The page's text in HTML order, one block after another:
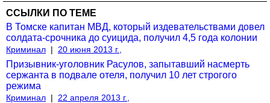
ССЫЛКИ ПО ТЕМЕ
В Томске капитан МВД, который издевательствами довел
солдата-срочника до суицида, получил 4,5 года колонии
Криминал | 20 июня 2013 г.,
Призывник-уголовник Расулов, запытавший насмерть
сержанта в подвале отеля, получил 10 лет строгого
режима
Криминал | 22 апреля 2013 г.,